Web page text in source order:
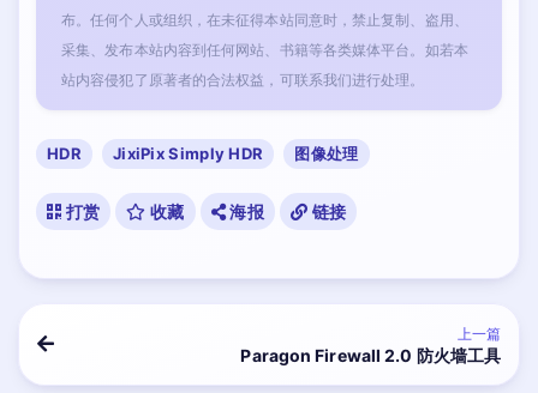
布。任何个人或组织，在未征得本站同意时，禁止复制、盗用、
采集、发布本站内容到任何网站、书籍等各类媒体平台。如若本
站内容侵犯了原著者的合法权益，可联系我们进行处理。
HDR JixiPix Simply HDR 图像处理
打赏 收藏 海报 链接
上一篇
Paragon Firewall 2.0 防火墙工具